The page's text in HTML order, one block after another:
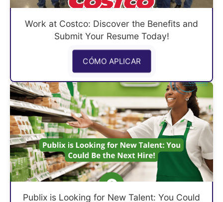
Work at Costco: Discover the Benefits and
Submit Your Resume Today!
CÓMO APLICAR
Publix is Looking for New Talent: You Could